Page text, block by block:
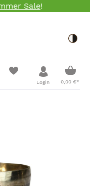
Sale!
Login 0,00 €*